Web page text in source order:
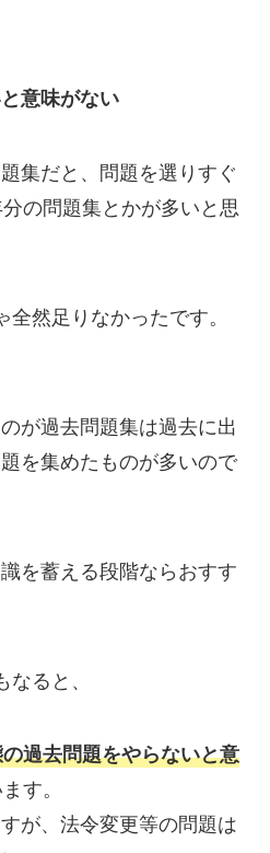
意味がない
集だと、問題を選りすぐ
の問題集とかが多いと思
然足りなかったです。
が過去問題集は過去に出
を集めたものが多いので
を蓄える段階ならおすす
ると、
過去問題をやらないと意
す。
が、法令変更等の問題は